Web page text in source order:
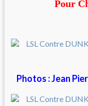
Pour
Photos : Jean